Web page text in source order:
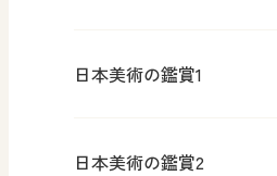
日本美術の鑑賞1
日本美術の鑑賞2